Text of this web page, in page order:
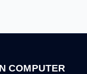
COMPUTER